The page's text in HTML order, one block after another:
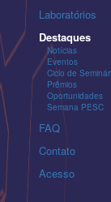
Laboratórios
Destaques
Notícias
Eventos
Ciclo de
Prêmios
Oportunidades
Semana PESC
FAQ
Contato
Acesso